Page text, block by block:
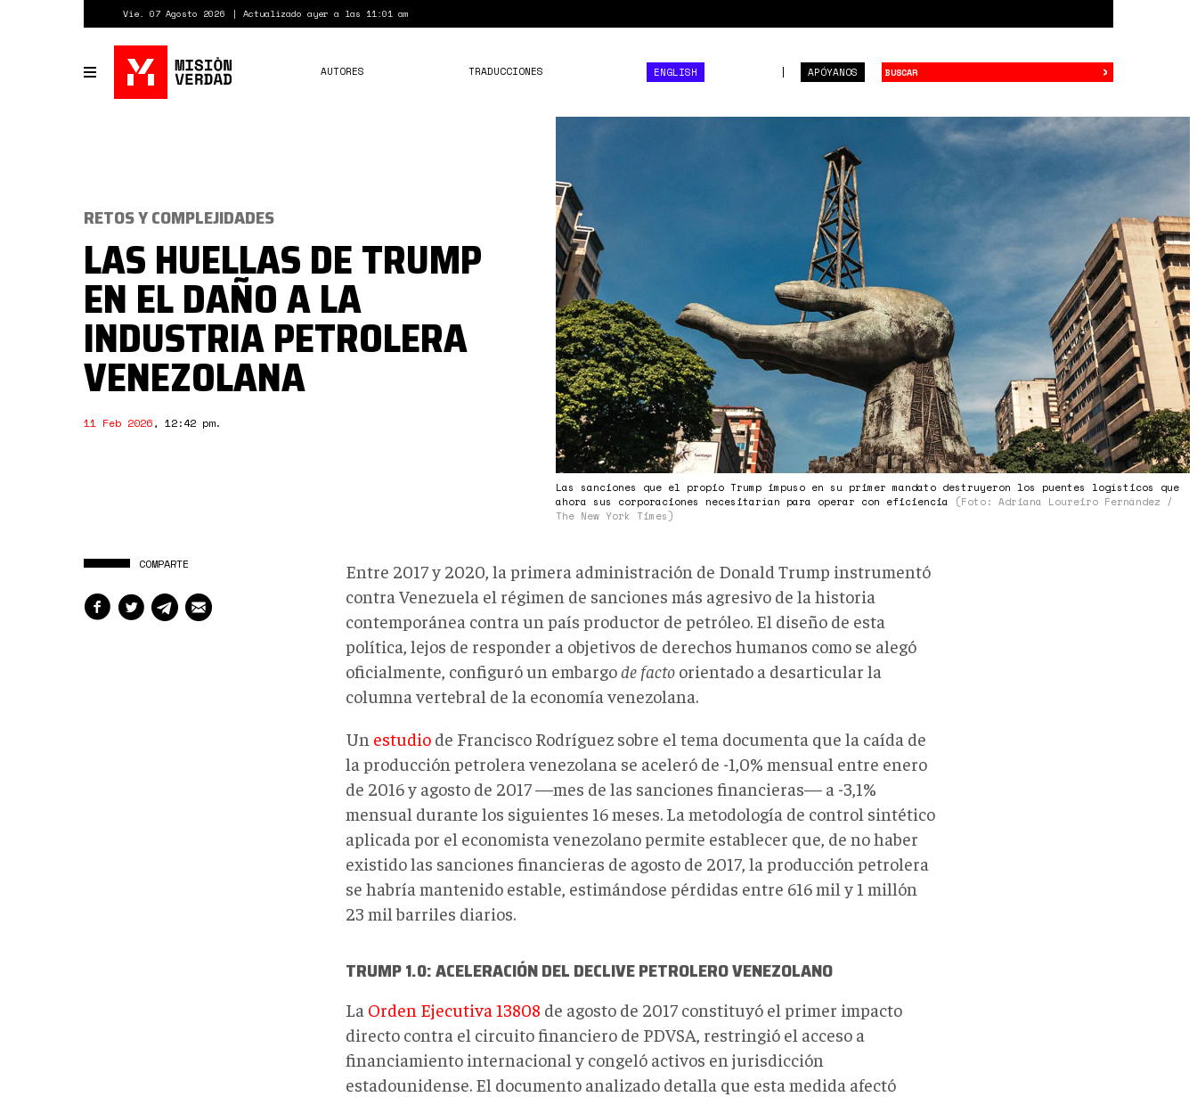
Vie. 07 Agosto 2026 Actualizado ayer a las 11:01 am
Toggle
navigation
APÓYANOS
AUTORES TRADUCCIONES ENGLISH ›
petroleo
Las sanciones que el propio Trump impuso en su primer mandato destruyeron los puentes logísticos que
ahora sus corporaciones necesitarían para operar con eficiencia
(Foto: Adriana Loureiro Fernández /
The New York Times)
RETOS Y COMPLEJIDADES
LAS HUELLAS DE TRUMP
EN EL DAÑO A LA
INDUSTRIA PETROLERA
VENEZOLANA
11 Feb 2026, 12:42 pm.
COMPARTE
Entre 2017 y 2020, la primera administración de Donald Trump instrumentó
contra Venezuela el régimen de sanciones más agresivo de la historia
contemporánea contra un país productor de petróleo. El diseño de esta
política, lejos de responder a objetivos de derechos humanos como se alegó
oficialmente, configuró un embargode facto orientado a desarticular la
columna vertebral de la economía venezolana.
Un estudio de Francisco Rodríguez sobre el tema documenta que la caída de
la producción petrolera venezolana se aceleró de -1,0% mensual entre enero
de 2016 y agosto de 2017 —mes de las sanciones financieras— a -3,1%
mensual durante los siguientes 16 meses. La metodología de control sintético
aplicada por el economista venezolano permite establecer que, de no haber
existido las sanciones financieras de agosto de 2017, la producción petrolera
se habría mantenido estable, estimándose pérdidas entre 616 mil y 1 millón
23 mil barriles diarios.
TRUMP 1.0: ACELERACIÓN DEL DECLIVE PETROLERO VENEZOLANO
La Orden Ejecutiva 13808 de agosto de 2017 constituyó el primer impacto
directo contra el circuito financiero de PDVSA, restringió el acceso a
financiamiento internacional y congeló activos en jurisdicción
estadounidense. El documento analizado detalla que esta medida afectó